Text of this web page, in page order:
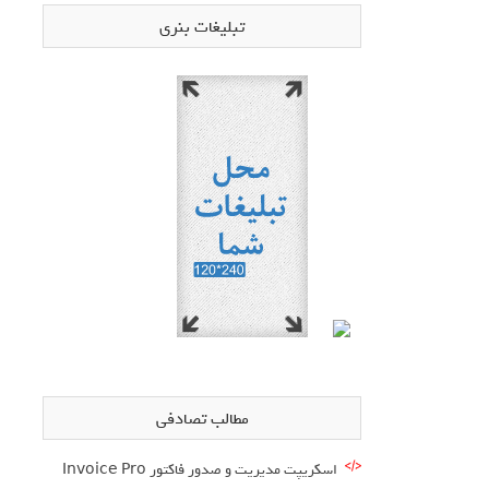
تبلیغات بنری
مطالب تصادفی
اسکریپت مدیریت و صدور فاکتور Invoice Pro